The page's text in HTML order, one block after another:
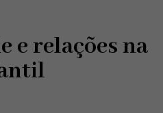
e relações na